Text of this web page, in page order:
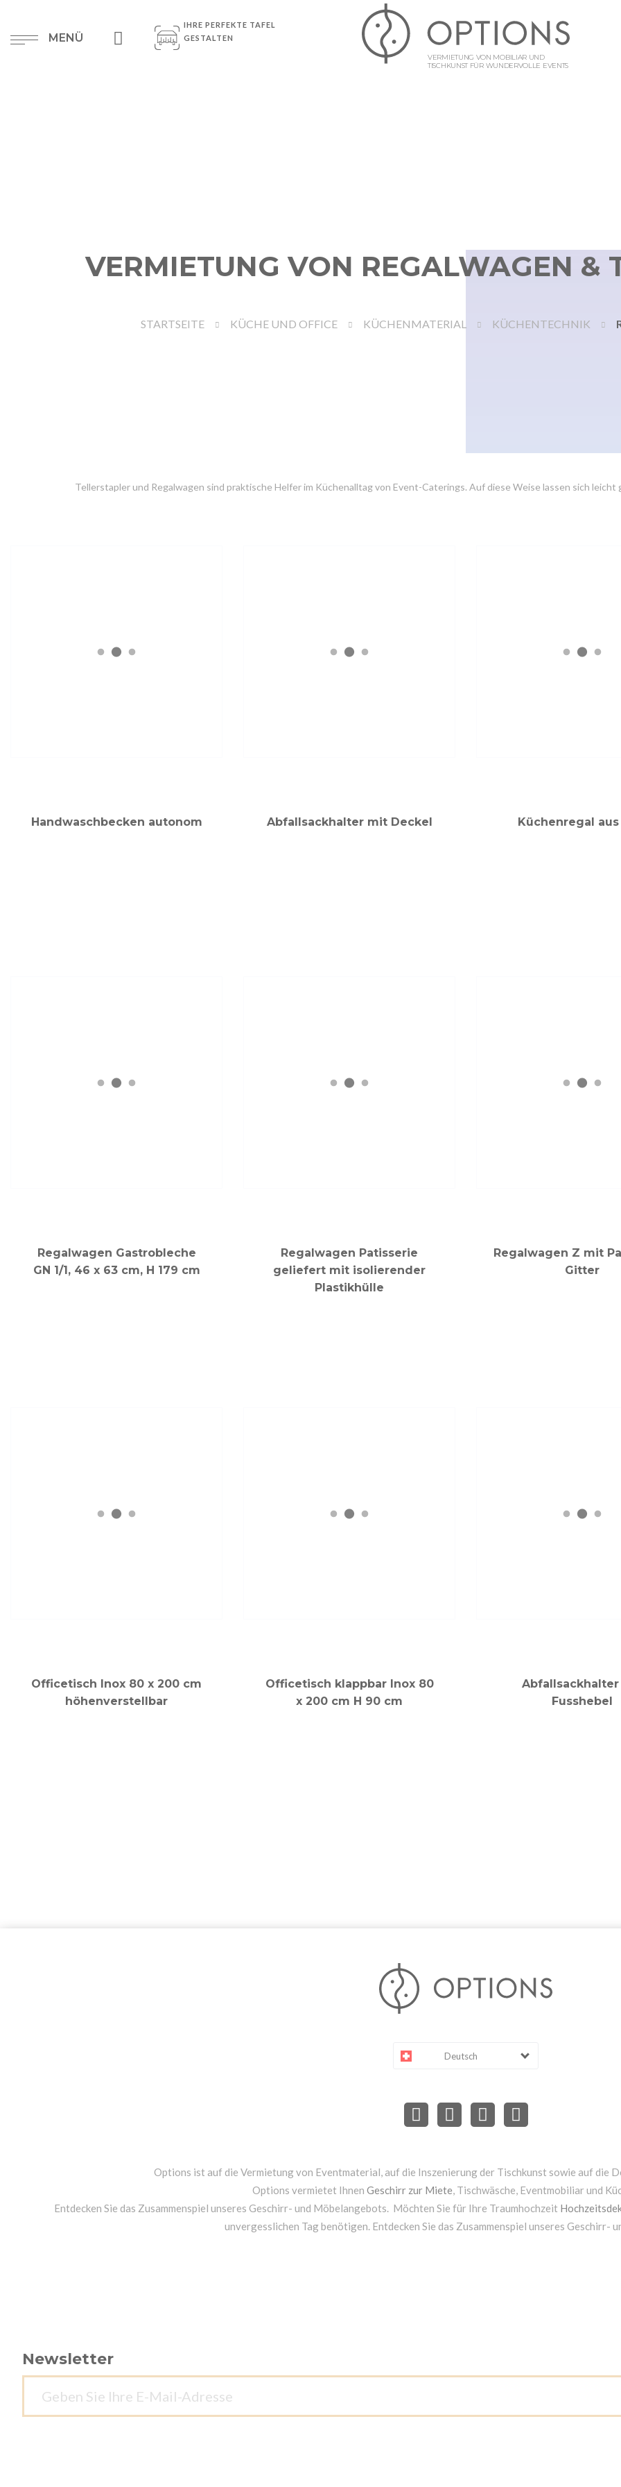
MENÜ
IHRE PERFEKTE TAFEL
GESTALTEN
VERMIETUNG VON MOBILIAR UND
TISCHKUNST FÜR WUNDERVOLLE EVENTS
VERMIETUNG VON REGALWAGEN &
STARTSEITE KÜCHE UND OFFICE KÜCHENMATERIAL KÜCHENTECHNIK
Tellerstapler und Regalwagen sind praktische Helfer im Küchenalltag von Event-Caterings. Auf diese Weise lassen sich
Handwaschbecken autonom Abfallsackhalter mit Deckel Küchenregal aus
Regalwagen Gastrobleche
GN 1/1, 46 x 63 cm, H 179 cm
Regalwagen Patisserie
geliefert mit isolierender
Plastikhülle
Regalwagen Z mit
Gitter
Officetisch Inox 80 x 200 cm
höhenverstellbar
Officetisch klappbar Inox 80
x 200 cm H 90 cm
Fusshebel
Deutsch
Options ist auf die Vermietung von Eventmaterial, auf die Inszenierung der Tischkunst sowie auf die
Options vermietet Ihnen Geschirr zur Miete, Tischwäsche, Eventmobiliar und
Entdecken Sie das Zusammenspiel unseres Geschirr- und Möbelangebots. Möchten Sie für Ihre Traumhochzeit
unvergesslichen Tag benötigen. Entdecken Sie das Zusammenspiel unseres Geschirr-
Newsletter